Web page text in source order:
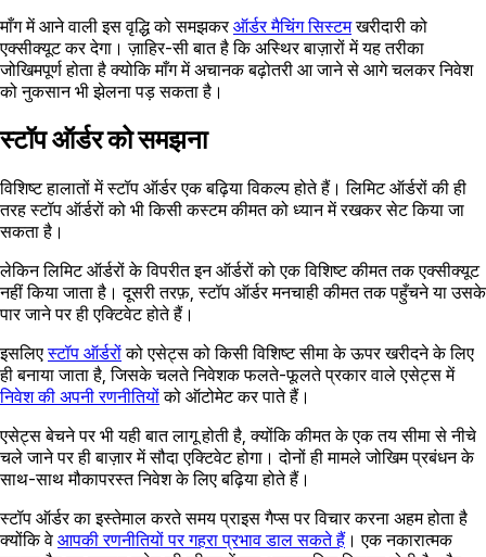
माँग में आने वाली इस वृद्धि को समझकरऑर्डर मैचिंग सिस्टमखरीदारी को
एक्सीक्यूट कर देगा। ज़ाहिर-सी बात है कि अस्थिर बाज़ारों में यह तरीका
जोखिमपूर्ण होता है क्योकि माँग में अचानक बढ़ोतरी आ जाने से आगे चलकर निवेश
को नुकसान भी झेलना पड़ सकता है।
स्टॉप ऑर्डर को समझना
विशिष्ट हालातों में स्टॉप ऑर्डर एक बढ़िया विकल्प होते हैं। लिमिट ऑर्डरों की ही
तरह स्टॉप ऑर्डरों को भी किसी कस्टम कीमत को ध्यान में रखकर सेट किया जा
सकता है।
लेकिन लिमिट ऑर्डरों के विपरीत इन ऑर्डरों को एक विशिष्ट कीमत तक एक्सीक्यूट
नहीं किया जाता है। दूसरी तरफ़, स्टॉप ऑर्डर मनचाही कीमत तक पहुँचने या उसके
पार जाने पर ही एक्टिवेट होते हैं।
इसलिएस्टॉप ऑर्डरोंको एसेट्स को किसी विशिष्ट सीमा के ऊपर खरीदने के लिए
ही बनाया जाता है, जिसके चलते निवेशक फलते-फूलते प्रकार वाले एसेट्स में
निवेश की अपनी रणनीतियोंको ऑटोमेट कर पाते हैं।
एसेट्स बेचने पर भी यही बात लागू होती है, क्योंकि कीमत के एक तय सीमा से नीचे
चले जाने पर ही बाज़ार में सौदा एक्टिवेट होगा। दोनों ही मामले जोखिम प्रबंधन के
साथ-साथ मौकापरस्त निवेश के लिए बढ़िया होते हैं।
स्टॉप ऑर्डर का इस्तेमाल करते समय प्राइस गैप्स पर विचार करना अहम होता है
क्योंकि वे आपकी रणनीतियों पर गहरा प्रभाव डाल सकते हैं। एक नकारात्मक